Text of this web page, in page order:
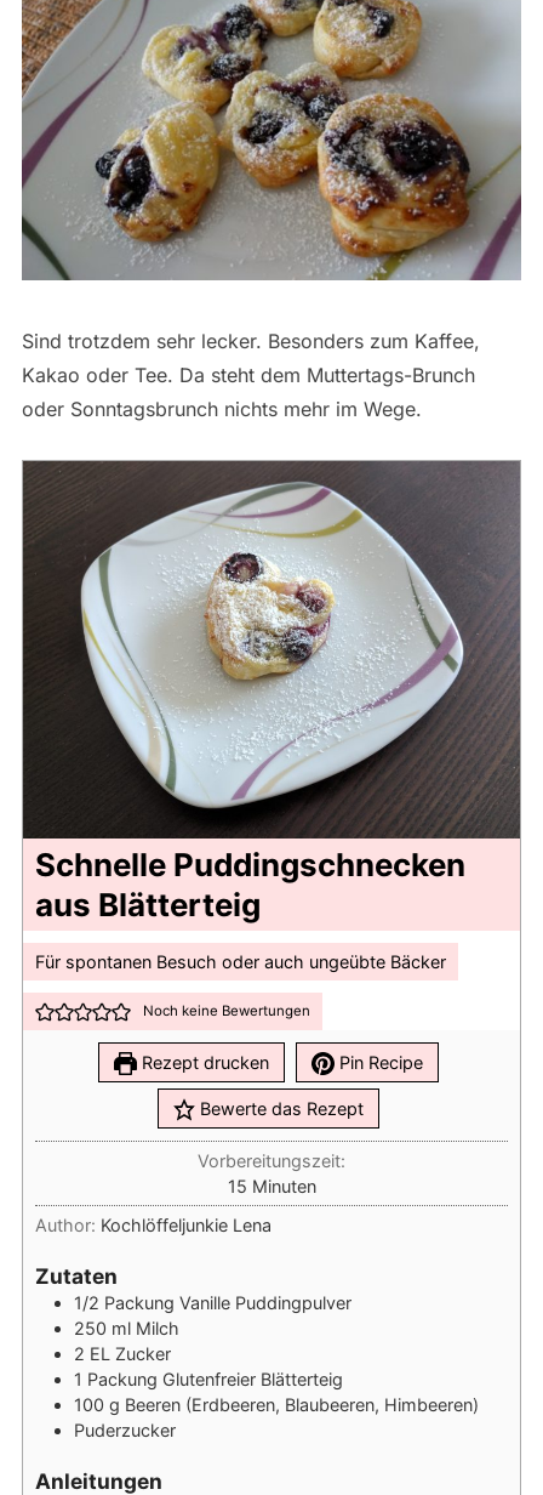
Sind trotzdem sehr lecker. Besonders zum Kaffee,
Kakao oder Tee. Da steht dem Muttertags-Brunch
oder Sonntagsbrunch nichts mehr im Wege.
Schnelle Puddingschnecken
aus Blätterteig
Für spontanen Besuch oder auch ungeübte Bäcker
Noch keine Bewertungen
Rezept drucken Pin Recipe
Bewerte das Rezept
Vorbereitungszeit:
15Minuten
Minuten
Author: Kochlöffeljunkie Lena
Zutaten
1/2 Packung Vanille Puddingpulver
250 ml Milch
2 EL Zucker
1 Packung Glutenfreier Blätterteig
100 g Beeren (Erdbeeren, Blaubeeren, Himbeeren)
Puderzucker
Anleitungen